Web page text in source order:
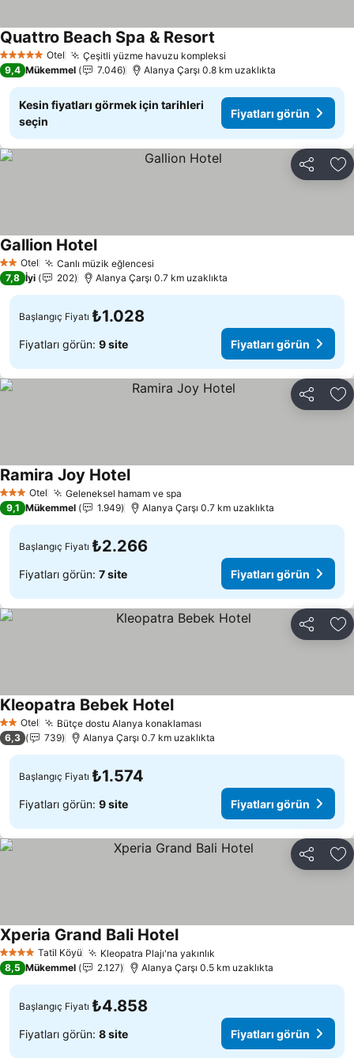
5 Yıldız Otel Çeşitli yüzme havuzu kompleksi
Quattro Beach Spa & Resort
9,4 Mükemmel 7.046 Alanya Çarşı 0.8 km uzaklıkta
Kesin fiyatları görmek için tarihleri
seçin
Fiyatları görün
Paylaş
2 Yıldız
Otel Canlı müzik eğlencesi
Gallion HotelFiyatları görün
7,8 İyi 202 Alanya Çarşı 0.7 km uzaklıkta
Başlangıç Fiyatı ₺1.028
Fiyatları görün: 9 site Fiyatları görün
Paylaş
3 YıldızOtel Geleneksel hamam ve spa
Ramira Joy HotelFiyatları görün
9,1 Mükemmel 1.949 Alanya Çarşı 0.7 km uzaklıkta
Başlangıç Fiyatı ₺2.266
Fiyatları görün: 7 site Fiyatları görün
Paylaş
2 Yıldız
Otel Bütçe dostu Alanya konaklaması
Kleopatra Bebek HotelFiyatları görün
6,3 739 Alanya Çarşı 0.7 km uzaklıkta
Başlangıç Fiyatı ₺1.574
Fiyatları görün: 9 site Fiyatları görün
Paylaş
4 Yıldız Tatil Köyü Kleopatra Plajı'na yakınlık
Xperia Grand Bali HotelFiyatları görün
8,5 Mükemmel 2.127 Alanya Çarşı 0.5 km uzaklıkta
Başlangıç Fiyatı ₺4.858
Fiyatları görün: 8 site Fiyatları görün